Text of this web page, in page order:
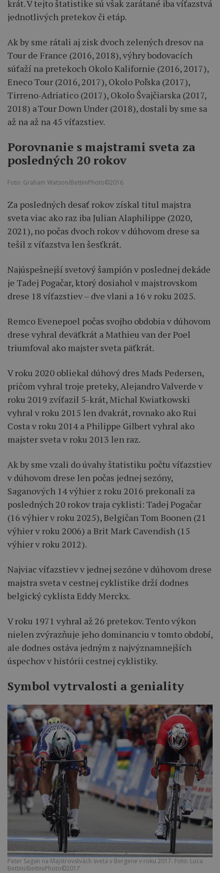
krát. V tejto štatistike sú však zarátané iba víťazstvá
jednotlivých pretekov či etáp.
Ak by sme rátali aj zisk dvoch zelených dresov na
Tour de France (2016, 2018), výhry bodovacích
súťaží na pretekoch Okolo Kalifornie (2016, 2017),
Eneco Tour (2016, 2017), Okolo Poľska (2017),
Tirreno-Adriatico (2017), Okolo Švajčiarska (2017,
2018) a Tour Down Under (2018), dostali by sme sa
až na až na 45 víťazstiev.
Porovnanie s majstrami sveta za
posledných 20 rokov
Foto: Graham Watson/BettiniPhoto©2016
Za posledných desať rokov získal titul majstra
sveta viac ako raz iba Julian Alaphilippe (2020,
2021), no počas dvoch rokov v dúhovom drese sa
tešil z víťazstva len šesťkrát.
Najúspešnejší svetový šampión v poslednej dekáde
je Tadej Pogačar, ktorý dosiahol v majstrovskom
drese 18 víťazstiev – dve vlani a 16 v roku 2025.
Remco Evenepoel počas svojho obdobia v dúhovom
drese vyhral deväťkrát a Mathieu van der Poel
triumfoval ako majster sveta päťkrát.
V roku 2020 obliekal dúhový dres Mads Pedersen,
pričom vyhral troje preteky, Alejandro Valverde v
roku 2019 zvíťazil 5-krát, Michal Kwiatkowski
vyhral v roku 2015 len dvakrát, rovnako ako Rui
Costa v roku 2014 a Philippe Gilbert vyhral ako
majster sveta v roku 2013 len raz.
Ak by sme vzali do úvahy štatistiku počtu víťazstiev
v dúhovom drese len počas jednej sezóny,
Saganových 14 výhier z roku 2016 prekonali za
posledných 20 rokov traja cyklisti: Tadej Pogačar
(16 výhier v roku 2025), Belgičan Tom Boonen (21
výhier v roku 2006) a Brit Mark Cavendish (15
výhier v roku 2012).
Najviac víťazstiev v jednej sezóne v dúhovom drese
majstra sveta v cestnej cyklistike drží dodnes
belgický cyklista Eddy Merckx.
V roku 1971 vyhral až 26 pretekov. Tento výkon
nielen zvýrazňuje jeho dominanciu v tomto období,
ale dodnes ostáva jedným z najvýznamnejších
úspechov v histórii cestnej cyklistiky.
Symbol vytrvalosti a geniality
Peter Sagan na Majstrovstvách sveta v Bergene v roku 2017. Foto: Luca
Bettini/BettiniPhoto©2017